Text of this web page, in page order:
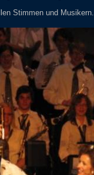
Stimmen und Musikern.